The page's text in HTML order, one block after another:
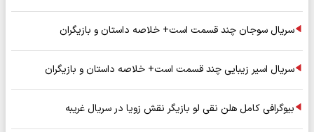
سریال سوجان چند قسمت است+ خلاصه داستان و بازیگران
سریال اسیر زیبایی چند قسمت است+ خلاصه داستان و بازیگران
بیوگرافی کامل هلن نقی لو بازیگر نقش زویا در سریال غریبه